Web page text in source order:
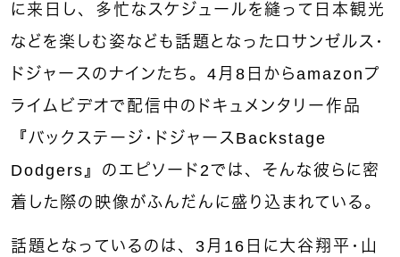
に来日し、多忙なスケジュールを縫って日本観光
などを楽しむ姿なども話題となったロサンゼルス・
ドジャースのナインたち。4月8日からamazonプ
ライムビデオで配信中のドキュメンタリー作品
『バックステージ・ドジャースBackstage
Dodgers』のエピソード2では、そんな彼らに密
着した際の映像がふんだんに盛り込まれている。
話題となっているのは、3月16日に大谷翔平・山